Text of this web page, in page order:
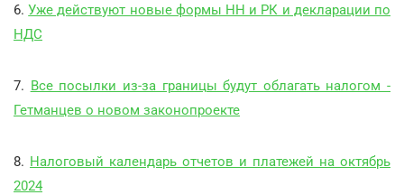
6.Уже действуют новые формы НН и РК и декларации по
НДС
7. Все посылки из-за границы будут облагать налогом -
Гетманцев о новом законопроекте
8. Налоговый календарь отчетов и платежей на октябрь
2024